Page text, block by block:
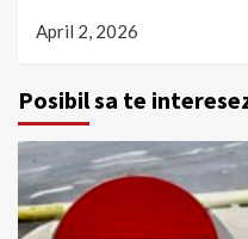
April 2, 2026
Posibil sa te